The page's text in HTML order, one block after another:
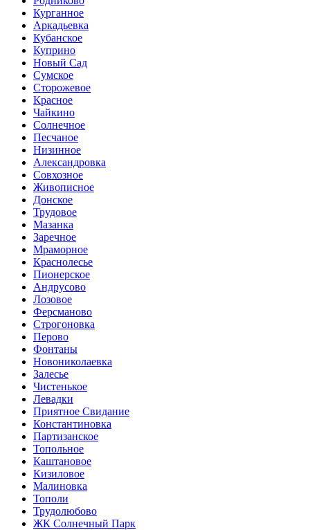
Курганное
Аркадьевка
Кубанское
Куприно
Новый Сад
Сумское
Сторожевое
Красное
Чайкино
Солнечное
Песчаное
Низинное
Александровка
Совхозное
Живописное
Донское
Трудовое
Мазанка
Заречное
Мраморное
Краснолесье
Пионерское
Андрусово
Лозовое
Ферсманово
Строгоновка
Перово
Фонтаны
Новониколаевка
Залесье
Чистенькое
Левадки
Приятное Свидание
Константиновка
Партизанское
Топольное
Каштановое
Кизиловое
Малиновка
Тополи
Трудолюбово
ЖК Солнечный Парк